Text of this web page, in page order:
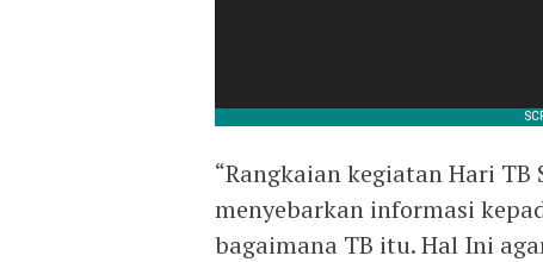
“Rangkaian kegiatan Hari
menyebarkan informasi
bagaimana TB itu. Hal Ini